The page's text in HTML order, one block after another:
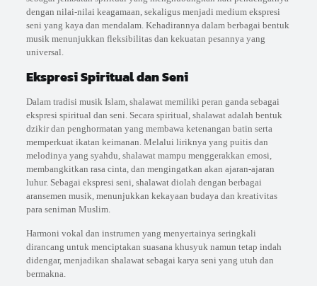
dengan nilai-nilai keagamaan, sekaligus menjadi medium ekspresi
seni yang kaya dan mendalam. Kehadirannya dalam berbagai bentuk
musik menunjukkan fleksibilitas dan kekuatan pesannya yang
universal.
Ekspresi Spiritual dan Seni
Dalam tradisi musik Islam, shalawat memiliki peran ganda sebagai
ekspresi spiritual dan seni. Secara spiritual, shalawat adalah bentuk
dzikir dan penghormatan yang membawa ketenangan batin serta
memperkuat ikatan keimanan. Melalui liriknya yang puitis dan
melodinya yang syahdu, shalawat mampu menggerakkan emosi,
membangkitkan rasa cinta, dan mengingatkan akan ajaran-ajaran
luhur. Sebagai ekspresi seni, shalawat diolah dengan berbagai
aransemen musik, menunjukkan kekayaan budaya dan kreativitas
para seniman Muslim.
Harmoni vokal dan instrumen yang menyertainya seringkali
dirancang untuk menciptakan suasana khusyuk namun tetap indah
didengar, menjadikan shalawat sebagai karya seni yang utuh dan
bermakna.